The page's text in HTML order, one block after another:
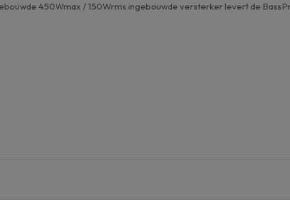
450Wmax / 150Wrms ingebouwde versterker levert de